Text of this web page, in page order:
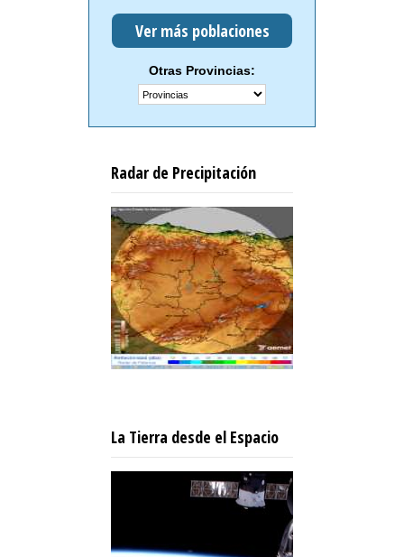
Ver más poblaciones
Otras Provincias:
Radar de Precipitación
La Tierra desde el Espacio